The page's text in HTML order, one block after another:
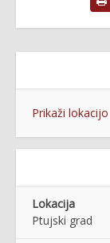
Prikaži lokacijo
Lokacija
Ptujski grad